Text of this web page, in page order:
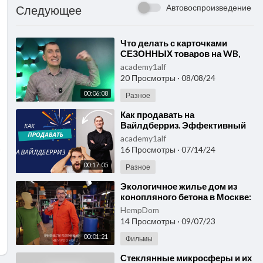
Следующее Автовоспроизведение
00:06:08
⁣Что делать с карточками
СЕЗОННЫХ товаров на WB,
Ozon ЯМ в НЕСЕЗОН🎄
ЛАЙФХАК! Kurs wildberries ru
academy1alf
20 Просмотры · 08/08/24
Разное
00:17:05
⁣Как продавать на
Вайлдберриз. Эффективный
лайфхак 💰 Ответы на
вопросы о Wildberries, Яндекс
Маркете.
academy1alf
16 Просмотры · 07/14/24
Разное
00:01:21
⁣Экологичное жилье дом из
конопляного бетона в Москве:
новый тренд в строительстве
России
HempDom
14 Просмотры · 09/07/23
Фильмы
⁣Стеклянные микросферы и их